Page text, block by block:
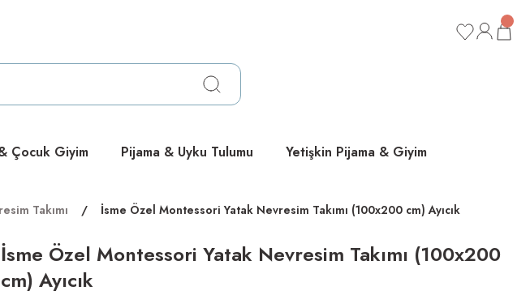
ücretsiz
Çocuk Giyim Pijama & Uyku Tulumu Yetişkin Pijama & Giyim
Takımı İsme Özel Montessori Yatak Nevresim Takımı (100x200 cm) Ayıcık
İsme Özel Montessori Yatak Nevresim Takımı (100x200
cm) Ayıcık